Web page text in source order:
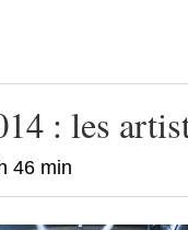
: les
46 min